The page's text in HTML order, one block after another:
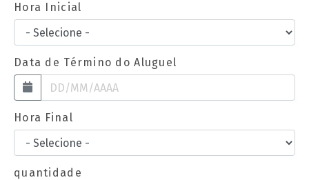
Hora Inicial
Data de Término do Aluguel
Hora Final
quantidade